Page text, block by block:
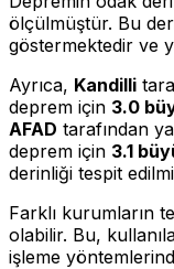
ölçülmüştür. Bu
göstermektedir ve
Ayrıca, Kandilli
deprem için 3.0
AFAD tarafından
deprem için 3.1
derinliği tespit
Farklı kurumların
olabilir. Bu,
işleme